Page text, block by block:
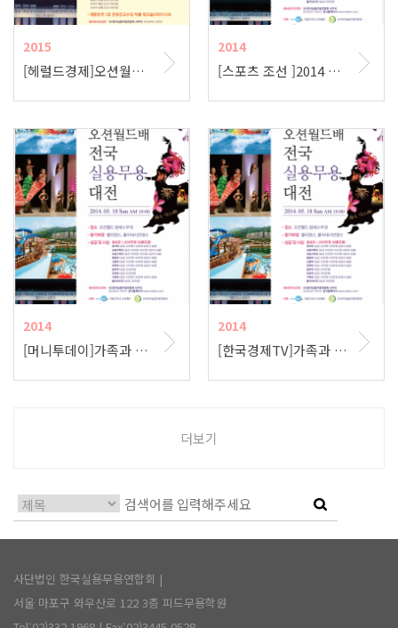
2015
[헤럴드경제]오션월드주최, 전국 벨리댄스대회가 열리다
2014
[스포츠 조선 ]2014 오션월드배 전국 실용무용대전 5월 개최
2014
[머니투데이]가족과 함께하는 2014 오션월드배 전국 실용무용대전 개최
2014
[한국경제TV]가족과 함께하는 2014 오션월드배 전국 실용무용대전
더보기
사단법인 한국실용무용연합회 |
서울 마포구 와우산로 122 3층 피드무용학원